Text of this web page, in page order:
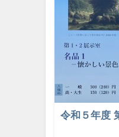
令和５年度